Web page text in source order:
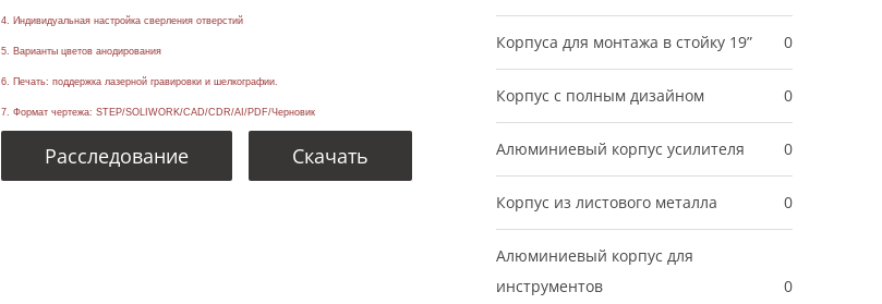
4. Индивидуальная настройка сверления отверстий
5. Варианты цветов анодирования
6. Печать: поддержка лазерной гравировки и шелкографии.
7. Формат чертежа: STEP/SOLIWORK/CAD/CDR/AI/PDF/Черновик
Расследование Скачать
Корпуса для монтажа в стойку 19” 0
Корпус с полным дизайном 0
Алюминиевый корпус усилителя 0
Корпус из листового металла 0
Алюминиевый корпус для
инструментов
0